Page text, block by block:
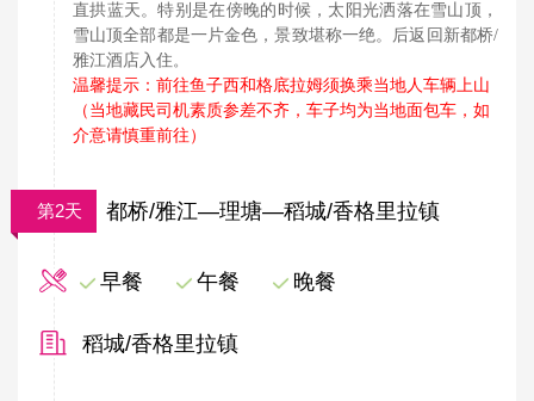
直拱蓝天。特别是在傍晚的时候，太阳光洒落在雪山顶，
雪山顶全部都是一片金色，景致堪称一绝。后返回新都桥/
雅江酒店入住。
温馨提示：前往鱼子西和格底拉姆须换乘当地人车辆上山
（当地藏民司机素质参差不齐，车子均为当地面包车，如
介意请慎重前往）
第2天 都桥/雅江—理塘—稻城/香格里拉镇
早餐 午餐 晚餐
稻城/香格里拉镇